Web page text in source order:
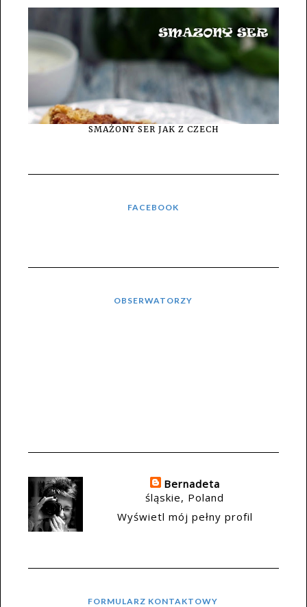
SMAŻONY SER JAK Z CZECH
FACEBOOK
OBSERWATORZY
Bernadeta
śląskie, Poland
Wyświetl mój pełny profil
FORMULARZ KONTAKTOWY